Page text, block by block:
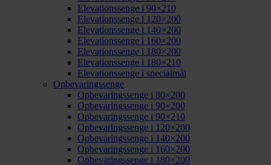
Elevationssenge i 90×210
Elevationssenge i 120×200
Elevationssenge i 140×200
Elevationssenge i 160×200
Elevationssenge i 180×200
Elevationssenge i 180×210
Elevationssenge i specialmål
Opbevaringssenge
Opbevaringssenge i 80×200
Opbevaringssenge i 90×200
Opbevaringssenge i 90×210
Opbevaringssenge i 120×200
Opbevaringssenge i 140×200
Opbevaringssenge i 160×200
Opbevaringssenge i 180×200